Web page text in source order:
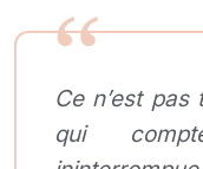
Ce n’est
qui